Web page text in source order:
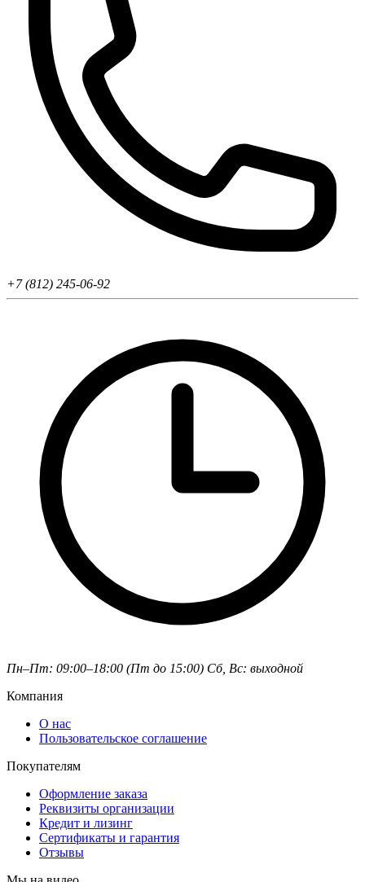
+7 (812) 245-06-92
Пн–Пт: 09:00–18:00 (Пт до 15:00) Сб, Вс: выходной
Компания
О нас
Пользовательское соглашение
Покупателям
Оформление заказа
Реквизиты организации
Кредит и лизинг
Сертификаты и гарантия
Отзывы